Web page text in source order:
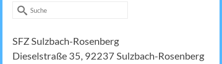
Suche
SFZ Sulzbach-Rosenberg
Dieselstraße 35, 92237 Sulzbach-Rosenberg